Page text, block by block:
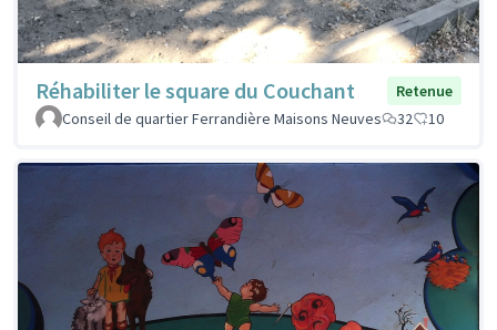
Réhabiliter le square du Couchant
Retenue
Conseil de quartier Ferrandière Maisons Neuves
32 10